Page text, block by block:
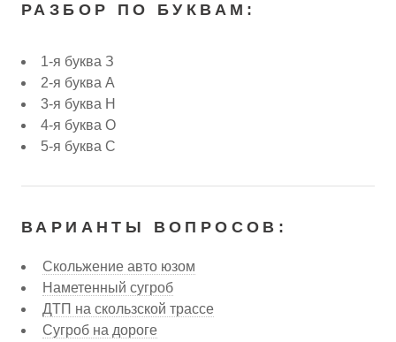
РАЗБОР ПО БУКВАМ:
1-я буква З
2-я буква А
3-я буква Н
4-я буква О
5-я буква С
ВАРИАНТЫ ВОПРОСОВ:
Скольжение авто юзом
Наметенный сугроб
ДТП на скользской трассе
Сугроб на дороге